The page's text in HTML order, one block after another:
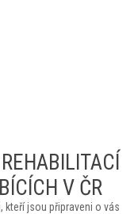
V ČR
jsou připraveni o vás